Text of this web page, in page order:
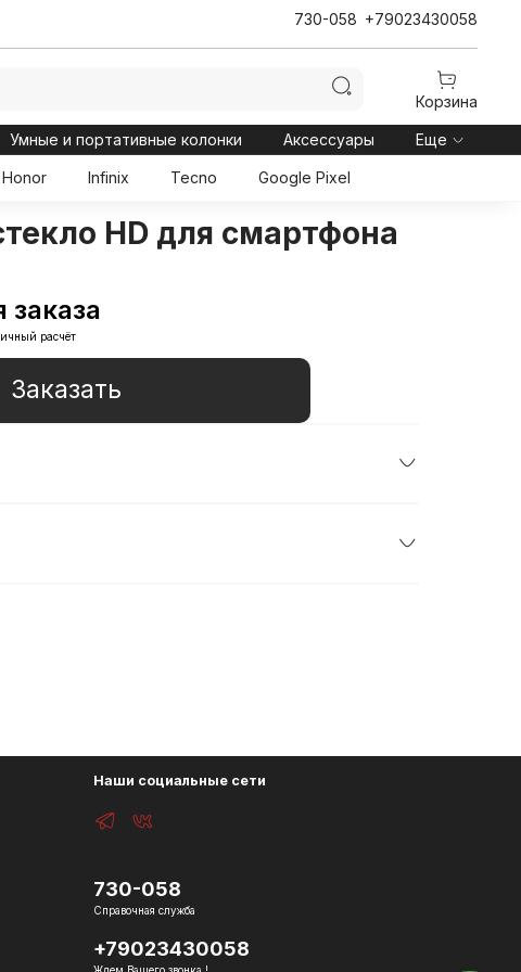
730-058 +79023430058
Корзина
Умные и портативные колонки Аксессуары Еще
Honor Infinix Tecno Google Pixel
HD для смартфона
заказа
расчёт
Заказать
Наши социальные сети
730-058
Справочная служба
+79023430058